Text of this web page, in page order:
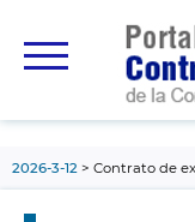
principal
2026-3-12 Contrato de